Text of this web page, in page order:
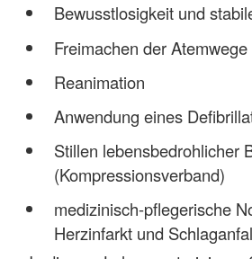
Bewusstlosigkeit und
Freimachen der Atemwege
Reanimation
Anwendung eines
Stillen lebensbedrohlicher
(Kompressionsverband)
medizinisch-pflegerische
Herzinfarkt und